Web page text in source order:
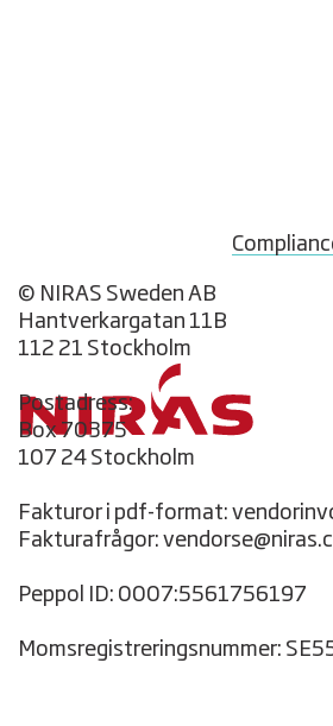
© NIRAS Sweden AB
Hantverkargatan 11B
112 21 Stockholm
Postadress:
Box 70375
107 24 Stockholm
Fakturor i pdf-format:
Fakturafrågor:
Peppol ID: 0007:5561756197
Momsregistreringsnummer: